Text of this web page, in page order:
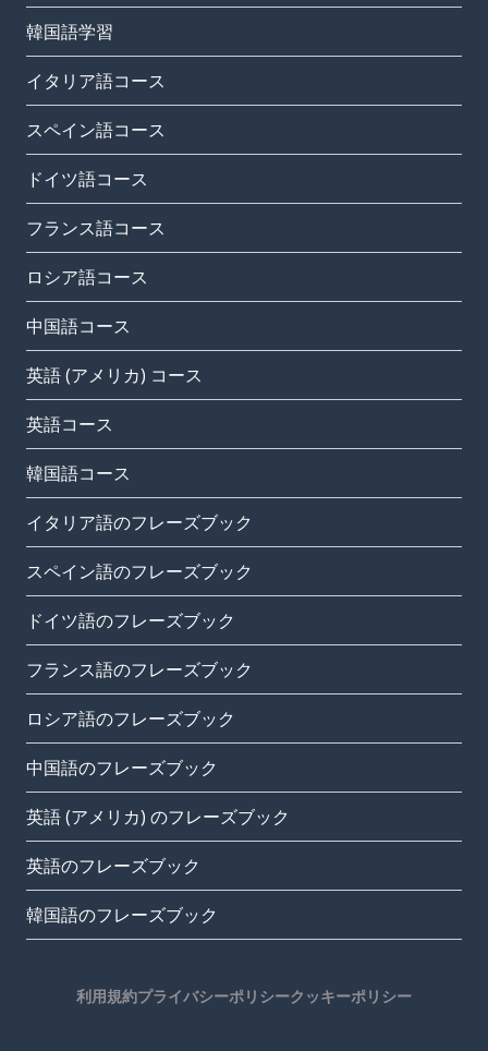
韓国語学習
イタリア語コース
スペイン語コース
ドイツ語コース
フランス語コース
ロシア語コース
中国語コース
英語 (アメリカ) コース
英語コース
韓国語コース
イタリア語のフレーズブック
スペイン語のフレーズブック
ドイツ語のフレーズブック
フランス語のフレーズブック
ロシア語のフレーズブック
中国語のフレーズブック
英語 (アメリカ) のフレーズブック
英語のフレーズブック
韓国語のフレーズブック
利用規約プライバシーポリシークッキーポリシー